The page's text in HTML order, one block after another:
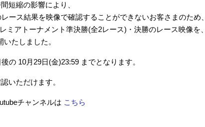
短縮の影響により、
ース結果を映像で確認することができないお客さまのため、
ミアトーナメント準決勝(全2レース)・決勝のレース映像を、
たしました。
の 10月29日(金)23:59 までとなります。
いただけます。
チャンネルは こちら